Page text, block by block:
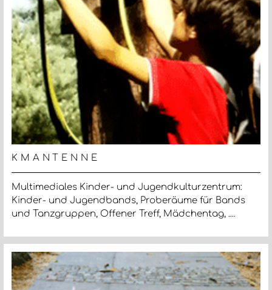
KMANTENNE
Multimediales Kinder- und Jugendkulturzentrum:
Kinder- und Jugendbands, Proberäume für Bands
und Tanzgruppen, Offener Treff, Mädchentag, ....